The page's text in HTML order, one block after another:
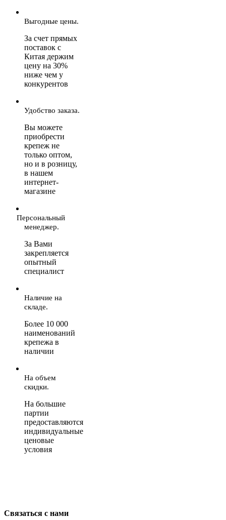
Выгодные цены.
За счет прямых
поставок с
Китая держим
цену на 30%
ниже чем у
конкурентов
Удобство заказа.
Вы можете
приобрести
крепеж не
только оптом,
но и в розницу,
в нашем
интернет-
магазине
Персональный
менеджер.
За Вами
закрепляется
опытный
специалист
Наличие на
складе.
Более 10 000
наименований
крепежа в
наличии
На объем
скидки.
На большие
партии
предоставляются
индивидуальные
ценовые
условия
Связаться с нами